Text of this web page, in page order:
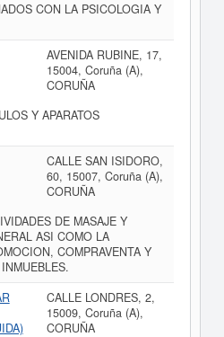
CON LA PSICOLOGIA Y
AVENIDA RUBINE, 17,
15004, Coruña (A),
CORUÑA
Y APARATOS
CALLE SAN ISIDORO,
60, 15007, Coruña (A),
CORUÑA
DE MASAJE Y
ASI COMO LA
COMPRAVENTA Y
CALLE LONDRES, 2,
15009, Coruña (A),
CORUÑA